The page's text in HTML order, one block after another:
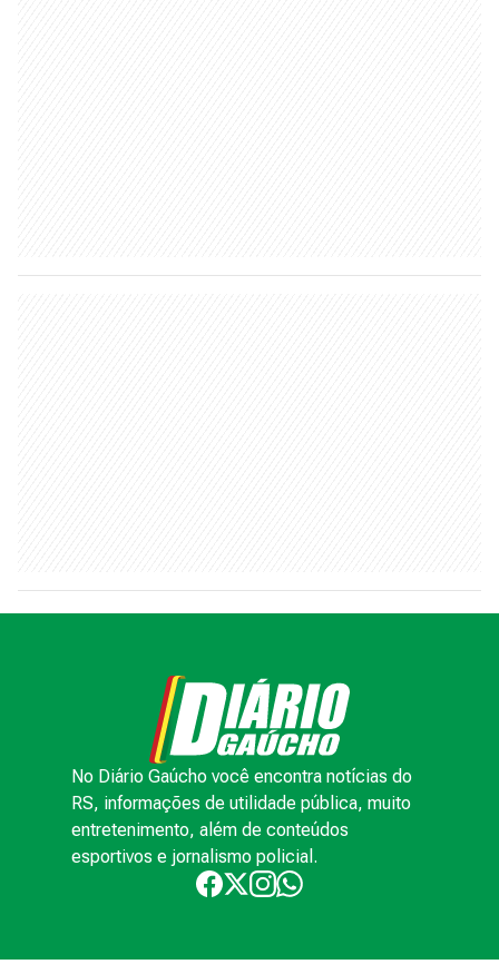
No Diário Gaúcho você encontra notícias do
RS, informações de utilidade pública, muito
entretenimento, além de conteúdos
esportivos e jornalismo policial.